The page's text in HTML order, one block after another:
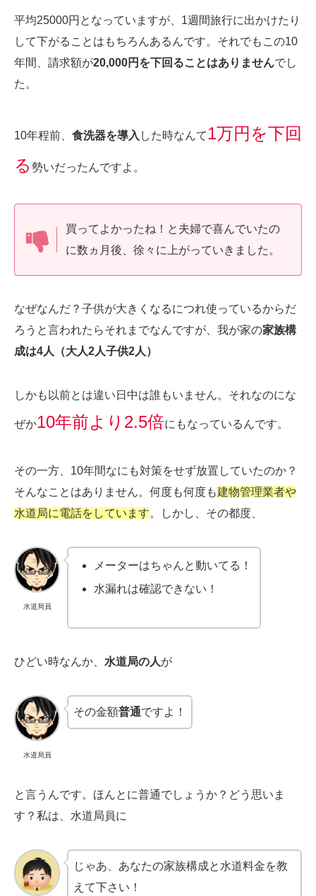
平均25000円となっていますが、1週間旅行に出かけたり
して下がることはもちろんあるんです。それでもこの10
年間、請求額が20,000円を下回ることはありませんでし
た。
10年程前、 食洗器を導入 した時なんて1万円を下回
る 勢いだったんですよ。
買ってよかったね！と夫婦で喜んでいたの
に数ヵ月後、徐々に上がっていきました。
なぜなんだ？子供が大きくなるにつれ使っているからだ
ろうと言われたらそれまでなんですが、我が家の家族構
成は4人（大人2人子供2人）
しかも以前とは違い日中は誰もいません。それなのにな
ぜか10年前より2.5倍にもなっているんです。
その一方、10年間なにも対策をせず放置していたのか？
そんなことはありません。何度も何度も建物管理業者や
水道局に電話をしています。しかし、その都度、
水道局員
メーターはちゃんと動いてる！
水漏れは確認できない！
ひどい時なんか、 水道局の人が
水道局員
その金額普通ですよ！
と言うんです。ほんとに普通でしょうか？どう思いま
す？私は、水道局員に
じゃあ、あなたの家族構成と水道料金を教
えて下さい！